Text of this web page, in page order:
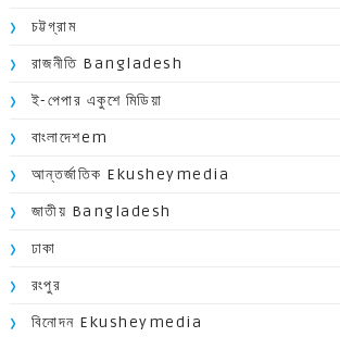
চট্টগ্রাম
রাজনীতি Bangladesh
ই-পেপার একুশে মিডিয়া
বাংলাদেশem
আন্তর্জাতিক Ekusheymedia
জাতীয় Bangladesh
ঢাকা
রংপুর
বিনোদন Ekusheymedia